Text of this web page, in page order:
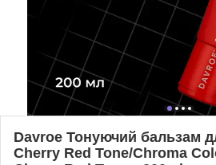
Davroe Тонуючий бальзам
Cherry Red Tone/Chroma